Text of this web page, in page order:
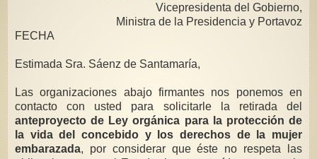
Vicepresidenta del Gobierno,
Ministra de la Presidencia y Portavoz
FECHA
Estimada Sra. Sáenz de Santamaría,
Las organizaciones abajo firmantes nos ponemos en
contacto con usted para solicitarle la retirada del
anteproyecto de Ley orgánica para la protección de
la vida del concebido y los derechos de la mujer
embarazada, por considerar que éste no respeta las